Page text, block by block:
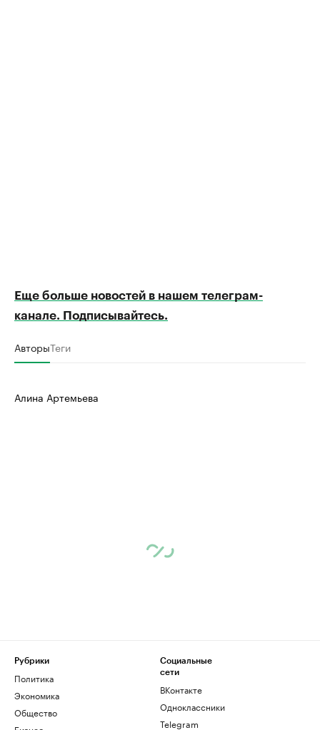
Еще больше новостей в нашем телеграм-
канале. Подписывайтесь.
АвторыТеги
Алина Артемьева
Рубрики
Политика
Экономика
Общество
Социальные
сети
ВКонтакте
Одноклассники
Telegram